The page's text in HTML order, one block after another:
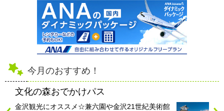
今月のおすすめ！
文化の森おでかけパス
金沢観光にオススメ☆兼六園や金沢21世紀美術館